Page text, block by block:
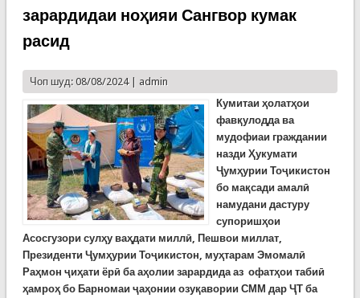
зарардидаи ноҳияи Сангвор кумак
расид
Чоп шуд: 08/08/2024 | admin
Кумитаи ҳолатҳои
фавқулодда ва
мудофиаи граждании
назди Ҳукумати
Ҷумҳурии Тоҷикистон
бо мақсади амалӣ
намудани дастуру
супоришҳои
Асосгузори сулҳу ваҳдати миллӣ, Пешвои миллат,
Президенти Ҷумҳурии Тоҷикистон, муҳтарам Эмомалӣ
Раҳмон ҷиҳати ёрӣ ба аҳолии зарардида аз офатҳои табиӣ
ҳамроҳ бо Барномаи ҷаҳонии озуқавории СММ дар ҶТ ба